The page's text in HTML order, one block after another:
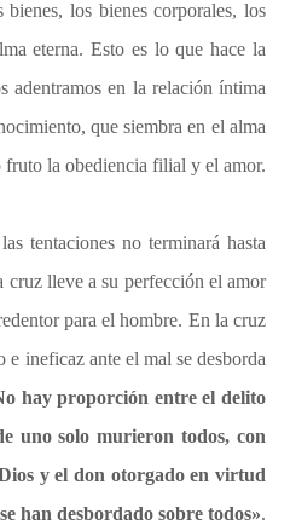
bienes, los bienes corporales, los
eterna. Esto es lo que hace la
adentramos en la relación íntima
que siembra en el alma
la obediencia filial y el amor.
tentaciones no terminará hasta
cruz lleve a su perfección el amor
para el hombre. En la cruz
e ineficaz ante el mal se desborda
o hay proporción entre el delito
uno solo murieron todos, con
y el don otorgado en virtud
han desbordado sobre todos».